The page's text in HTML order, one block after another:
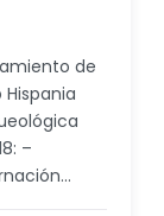
de
–